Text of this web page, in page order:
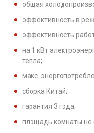
общая
эффективность в
эффективность
на 1 кВт
тепла;
макс.
сборка Китай;
гарантия 3 года;
площадь комнаты не